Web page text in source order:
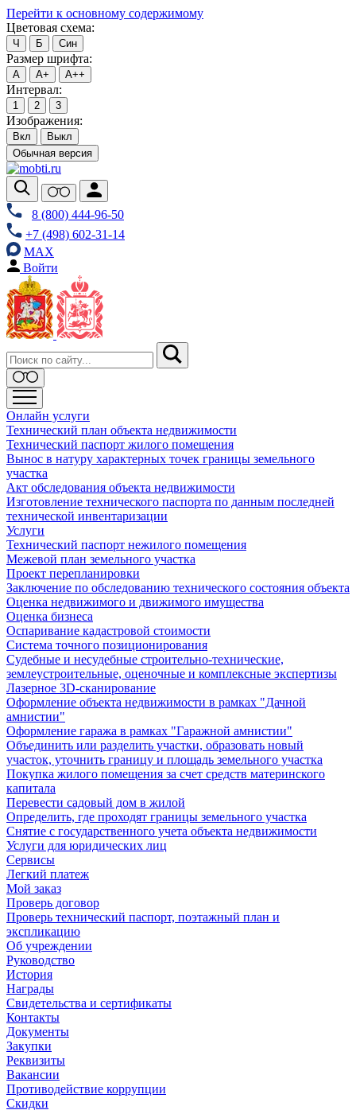
Перейти к основному содержимому
Цветовая схема:
Ч Б Син
Размер шрифта:
А А+ А++
Интервал:
1 2 3
Изображения:
Вкл
Выкл
Обычная версия
8 (800) 444-96-50
+7 (498) 602-31-14
MAX
Войти
Онлайн услуги
Технический план объекта недвижимости
Технический паспорт жилого помещения
Вынос в натуру характерных точек границы земельного
участка
Акт обследования объекта недвижимости
Изготовление технического паспорта по данным последней
технической инвентаризации
Услуги
Технический паспорт нежилого помещения
Межевой план земельного участка
Проект перепланировки
Заключение по обследованию технического состояния объекта
Оценка недвижимого и движимого имущества
Оценка бизнеса
Оспаривание кадастровой стоимости
Система точного позиционирования
Судебные и несудебные строительно-технические,
землеустроительные, оценочные и комплексные экспертизы
Лазерное 3D-сканирование
Оформление объекта недвижимости в рамках "Дачной
амнистии"
Оформление гаража в рамках "Гаражной амнистии"
Объединить или разделить участки, образовать новый
участок, уточнить границу и площадь земельного участка
Покупка жилого помещения за счет средств материнского
капитала
Перевести садовый дом в жилой
Определить, где проходят границы земельного участка
Снятие с государственного учета объекта недвижимости
Услуги для юридических лиц
Сервисы
Легкий платеж
Мой заказ
Проверь договор
Проверь технический паспорт, поэтажный план и
экспликацию
Об учреждении
Руководство
История
Награды
Свидетельства и сертификаты
Контакты
Документы
Закупки
Реквизиты
Вакансии
Противодействие коррупции
Скидки